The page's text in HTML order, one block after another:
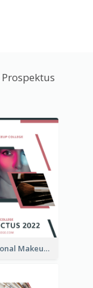
Professional Makeup School Prospectus